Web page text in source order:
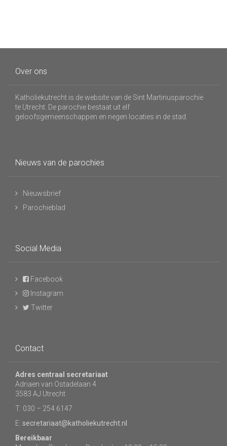
Over ons
Katholiekutrecht is de website van de Sint Martinusparochie
te Utrecht. De parochie bestaat uit elf
geloofsgemeenschappen en negen locaties in de stad.
Nieuws van de parochies
Nieuwsbrief
Parochieblad
Social Media
Facebook
Instagram
Twitter
Contact
Adres centraal secretariaat
Adriaen van Ostadelaan 4
3583 AJ Utrecht
T: 030 – 254 6147
E: secretariaat@katholiekutrecht.nl
Bereikbaar